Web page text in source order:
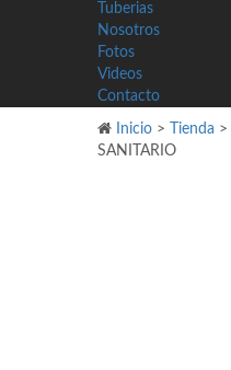
Tuberias
Nosotros
Fotos
Videos
Contacto
Inicio > Tienda >
SANITARIO